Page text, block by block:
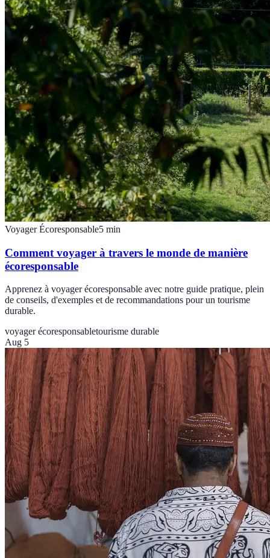
Voyager Écoresponsable5 min
Comment voyager à travers le monde de manière
écoresponsable
Apprenez à voyager écoresponsable avec notre guide pratique, plein
de conseils, d'exemples et de recommandations pour un tourisme
durable.
voyager écoresponsabletourisme durable
Aug 5